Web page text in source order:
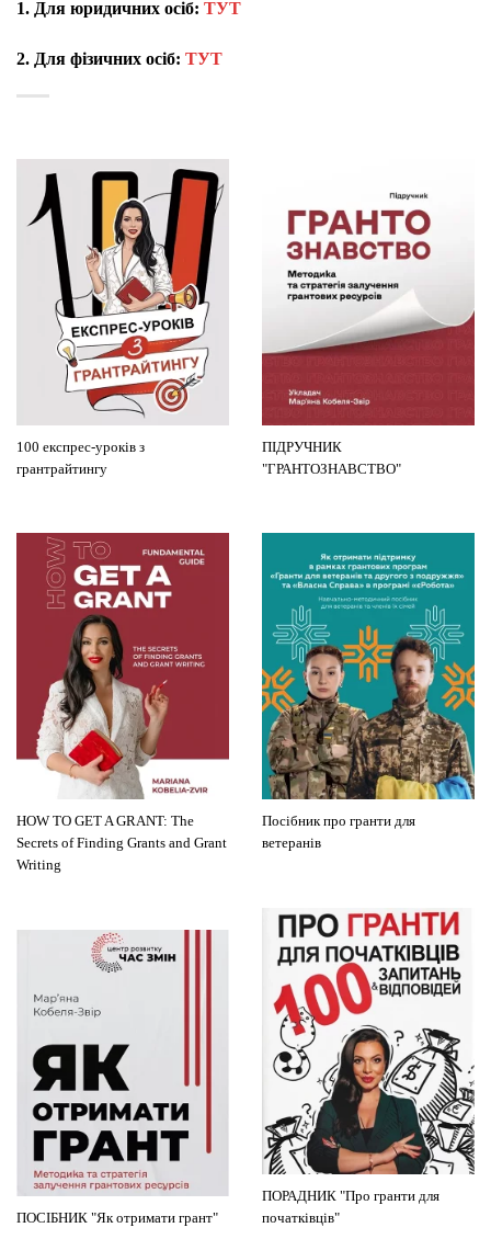
1. Для юридичних осіб: ТУТ
2. Для фізичних осіб: ТУТ
100 експрес-уроків з
грантрайтингу
ПІДРУЧНИК
"ГРАНТОЗНАВСТВО"
HOW TO GET A GRANT: The
Secrets of Finding Grants and Grant
Writing
Посібник про гранти для
ветеранів
ПОРАДНИК "Про гранти для
початківців"
ПОСІБНИК "Як отримати грант"